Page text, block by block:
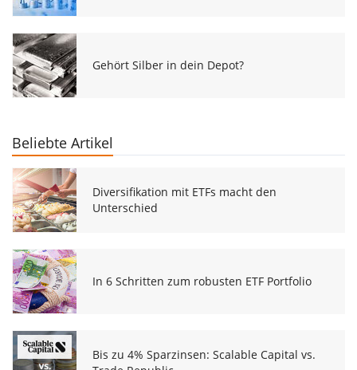
Gehört Silber in dein Depot?
Beliebte Artikel
Diversifikation mit ETFs macht den
Unterschied
In 6 Schritten zum robusten ETF Portfolio
Bis zu 4% Sparzinsen: Scalable Capital vs.